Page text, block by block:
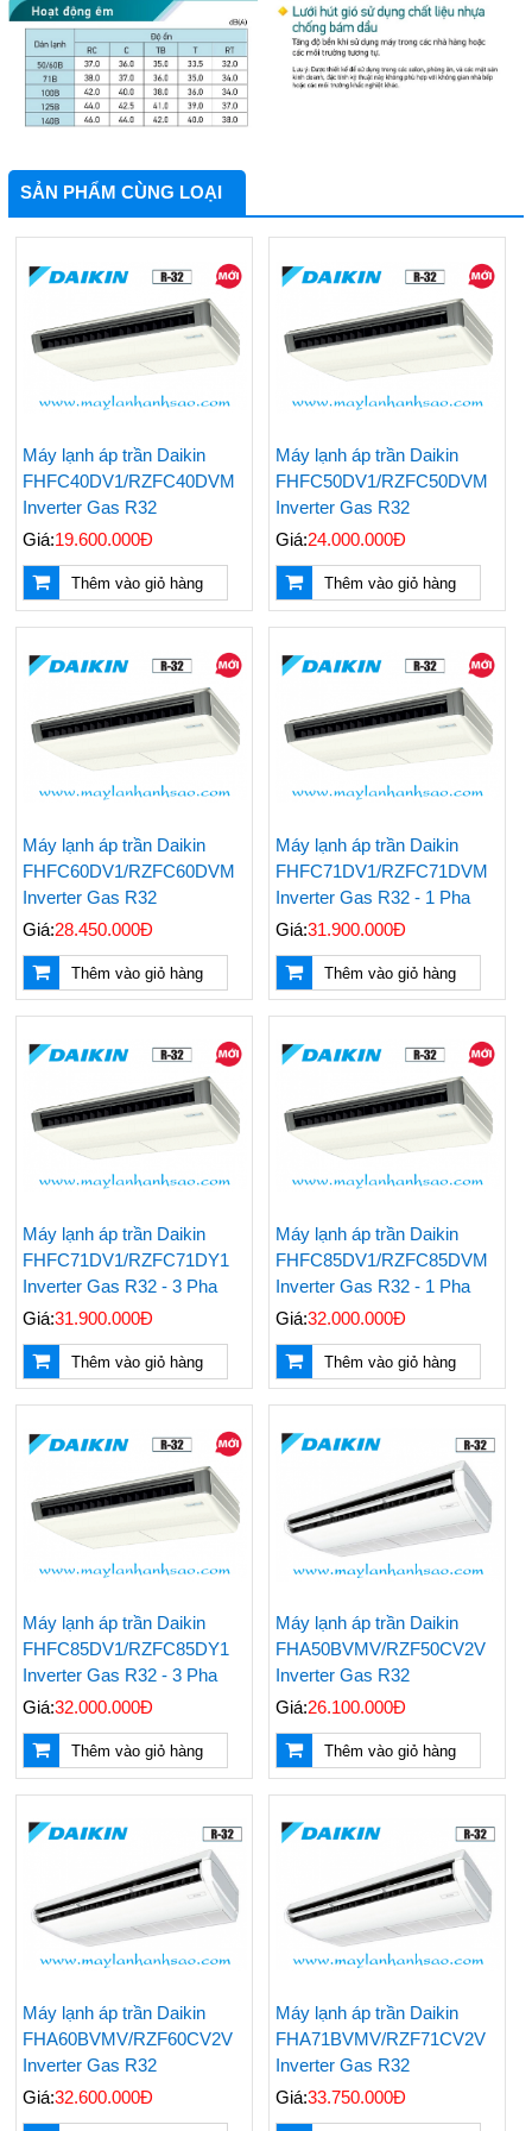
SẢN PHẨM CÙNG LOẠI
Máy lạnh áp trần Daikin
FHFC40DV1/RZFC40DVM
Inverter Gas R32
Giá:19.600.000Đ
Thêm vào giỏ hàng
Máy lạnh áp trần Daikin
FHFC50DV1/RZFC50DVM
Inverter Gas R32
Giá:24.000.000Đ
Thêm vào giỏ hàng
Máy lạnh áp trần Daikin
FHFC60DV1/RZFC60DVM
Inverter Gas R32
Giá:28.450.000Đ
Thêm vào giỏ hàng
Máy lạnh áp trần Daikin
FHFC71DV1/RZFC71DVM
Inverter Gas R32 - 1 Pha
Giá:31.900.000Đ
Thêm vào giỏ hàng
Máy lạnh áp trần Daikin
FHFC71DV1/RZFC71DY1
Inverter Gas R32 - 3 Pha
Giá:31.900.000Đ
Thêm vào giỏ hàng
Máy lạnh áp trần Daikin
FHFC85DV1/RZFC85DVM
Inverter Gas R32 - 1 Pha
Giá:32.000.000Đ
Thêm vào giỏ hàng
Máy lạnh áp trần Daikin
FHFC85DV1/RZFC85DY1
Inverter Gas R32 - 3 Pha
Giá:32.000.000Đ
Thêm vào giỏ hàng
Máy lạnh áp trần Daikin
FHA50BVMV/RZF50CV2V
Inverter Gas R32
Giá:26.100.000Đ
Thêm vào giỏ hàng
Máy lạnh áp trần Daikin
FHA60BVMV/RZF60CV2V
Inverter Gas R32
Giá:32.600.000Đ
Máy lạnh áp trần Daikin
FHA71BVMV/RZF71CV2V
Inverter Gas R32
Giá:33.750.000Đ
Nên Mua Máy Lạnh
Hãng Nào? Top 3
Hãng Máy Lạnh Chất
Lượng Hiện Nay
Những Vật Tư Cần Có
Khi Thi Công Ống
Đồng Máy Lạnh Âm
Tường
Rẻ Máy Lạnh Tủ Đứng
Reetech 5hp
Nagakawa Giá Rẻ -
Lắp Đặt Tận Nơi
Nhanh Chóng